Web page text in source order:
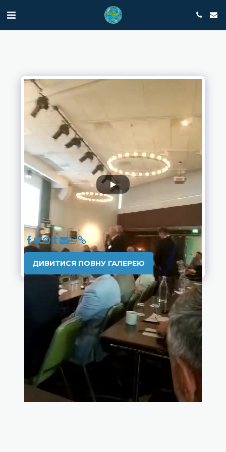
ДИВИТИСЯ ПОВНУ ГАЛЕРЕЮ